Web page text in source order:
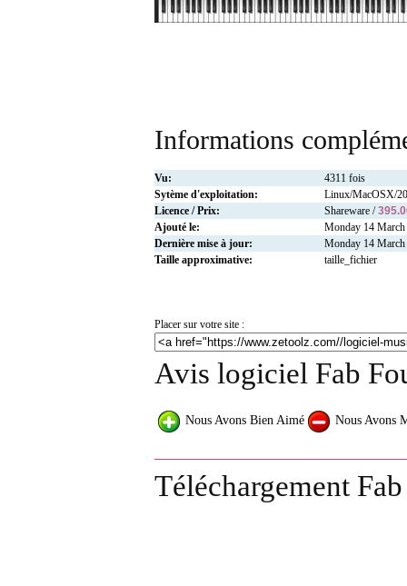
Informations
Vu:
4311 fois
Sytème d'exploitation:
Linux/MacOSX/
Licence / Prix:
Shareware /
Ajouté le:
Monday 14 March
Dernière mise à jour:
Monday 14 March
Taille approximative:
taille_fichier
Placer sur votre site :
Avis logiciel Fab
Nous Avons Bien Aimé Nous Avons
Téléchargement